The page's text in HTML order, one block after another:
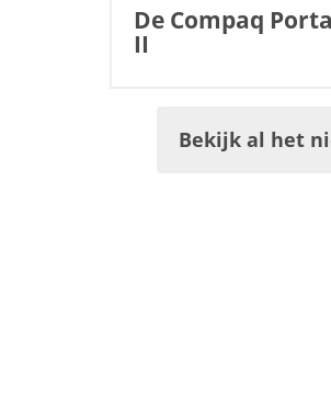
De Compaq
II
Bekijk al het